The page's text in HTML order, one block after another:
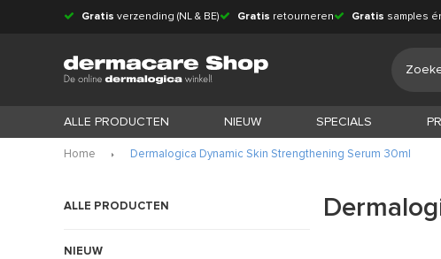
Gratis verzending (NL & BE) Gratis retourneren Gratis samples
ALLE PRODUCTEN NIEUW SPECIALS
Home Dermalogica Dynamic Skin Strengthening Serum 30ml
ALLE PRODUCTEN
NIEUW